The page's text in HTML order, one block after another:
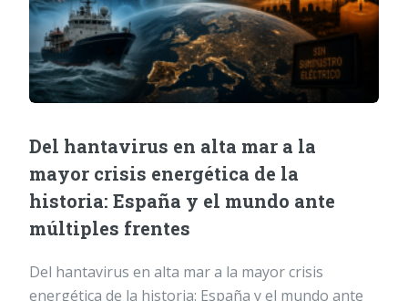
Del hantavirus en alta mar a la
mayor crisis energética de la
historia: España y el mundo ante
múltiples frentes
Del hantavirus en alta mar a la mayor crisis
energética de la historia: España y el mundo ante